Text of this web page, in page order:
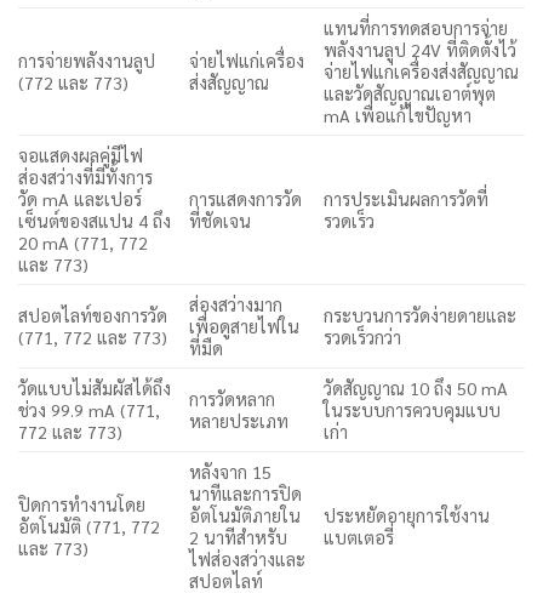
การจ่ายพลังงานลูป
(772 และ 773)
จ่ายไฟแก่เครื่อง
ส่งสัญญาณ
แทนที่การทดสอบการจ่าย
พลังงานลูป 24V ที่ติดตั้งไว้
จ่ายไฟแก่เครื่องส่งสัญญาณ
และวัดสัญญาณเอาต์พุต
mA เพื่อแก้ไขปัญหา
จอแสดงผลคู่มีไฟ
ส่องสว่างที่มีทั้งการ
วัด mA และเปอร์
เซ็นต์ของสแปน 4 ถึง
20 mA (771, 772
และ 773)
การแสดงการวัด
ที่ชัดเจน
การประเมินผลการวัดที่
รวดเร็ว
สปอตไลท์ของการวัด
(771, 772 และ 773)
ส่องสว่างมาก
เพื่อดูสายไฟใน
ที่มืด
กระบวนการวัดง่ายดายและ
รวดเร็วกว่า
วัดแบบไม่สัมผัสได้ถึง
ช่วง 99.9 mA (771,
772 และ 773)
การวัดหลาก
หลายประเภท
วัดสัญญาณ 10 ถึง 50 mA
ในระบบการควบคุมแบบ
เก่า
ปิดการทำงานโดย
อัตโนมัติ (771, 772
และ 773)
หลังจาก 15
นาทีและการปิด
อัตโนมัติภายใน
2 นาทีสำหรับ
ไฟส่องสว่างและ
สปอตไลท์
ประหยัดอายุการใช้งาน
แบตเตอรี่